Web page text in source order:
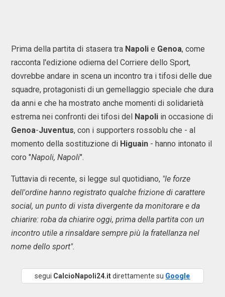
Prima della partita di stasera tra Napoli e Genoa, come
racconta l'edizione odierna del Corriere dello Sport,
dovrebbe andare in scena un incontro tra i tifosi delle due
squadre, protagonisti di un gemellaggio speciale che dura
da anni e che ha mostrato anche momenti di solidarietà
estrema nei confronti dei tifosi del Napoli in occasione di
Genoa-Juventus, con i supporters rossoblu che - al
momento della sostituzione di Higuain - hanno intonato il
coro "Napoli, Napoli".
Tuttavia di recente, si legge sul quotidiano, "le forze
dell'ordine hanno registrato qualche frizione di carattere
social, un punto di vista divergente da monitorare e da
chiarire: roba da chiarire oggi, prima della partita con un
incontro utile a rinsaldare sempre più la fratellanza nel
nome dello sport".
segui CalcioNapoli24.itdirettamente su Google